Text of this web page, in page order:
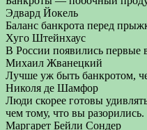
Эдвард Йокель
Баланс банкрота перед
Хуго Штейнхаус
В России появились первые
Михаил Жванецкий
Лучше уж быть банкротом,
Николя де Шамфор
Люди скорее готовы
чем тому, что вы разорились.
Маргарет Бейли Сондер